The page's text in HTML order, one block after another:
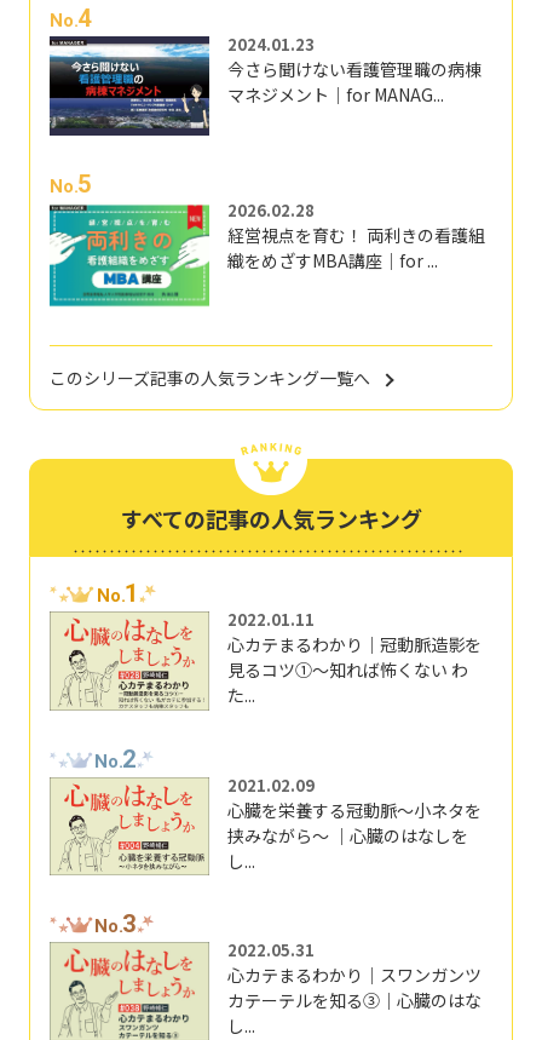
No.4
2024.01.23
今さら聞けない看護管理職の病棟
マネジメント｜for MANAG...
No.5
2026.02.28
経営視点を育む！ 両利きの看護組
織をめざすMBA講座｜for ...
このシリーズ記事の人気ランキング一覧へ
すべての記事の人気ランキング
No.1
2022.01.11
心カテまるわかり｜冠動脈造影を
見るコツ①～知れば怖くない わ
た...
No.2
2021.02.09
心臓を栄養する冠動脈～小ネタを
挟みながら～ ｜心臓のはなしを
し...
No.3
2022.05.31
心カテまるわかり｜スワンガンツ
カテーテルを知る③｜心臓のはな
し...